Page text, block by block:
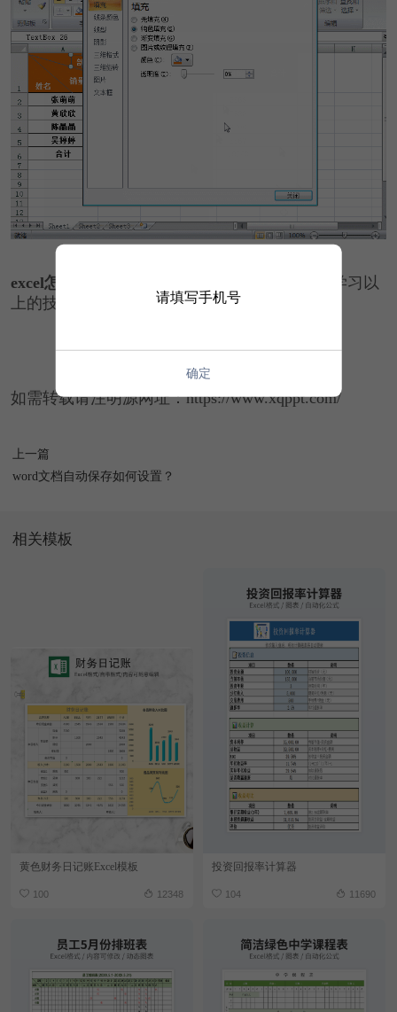
excel怎么设置多斜线表头
学习以
上的技能，轻松制作多类型表格！
如需转载请注明源网址：https://www.xqppt.com/
上一篇
word文档自动保存如何设置？
相关模板
黄色财务日记账Excel模板
100 12348
投资回报率计算器
104 11690
请填写手机号
确定